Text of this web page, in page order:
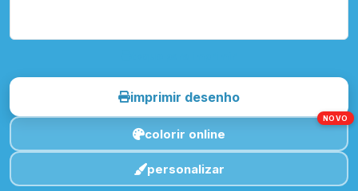
imprimir desenho
colorir online
NOVO
personalizar